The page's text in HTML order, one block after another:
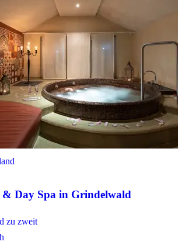
& Day Spa in Grindelwald
zu zweit